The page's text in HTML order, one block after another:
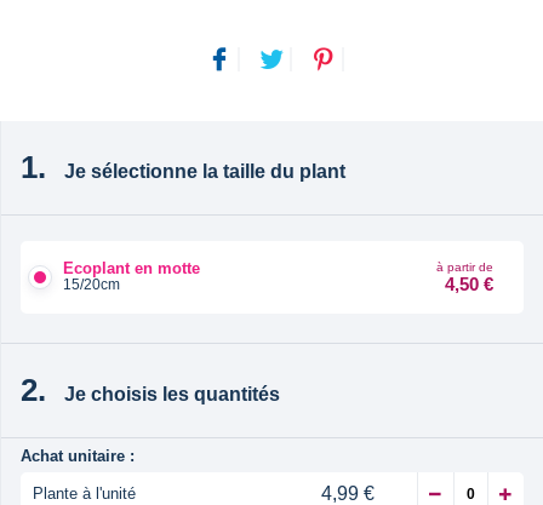
Je sélectionne la taille du plant
Ecoplant en motte
15/20cm
à partir de
4,50 €
Je choisis les quantités
Achat unitaire :
Plante à l'unité
4,99 €